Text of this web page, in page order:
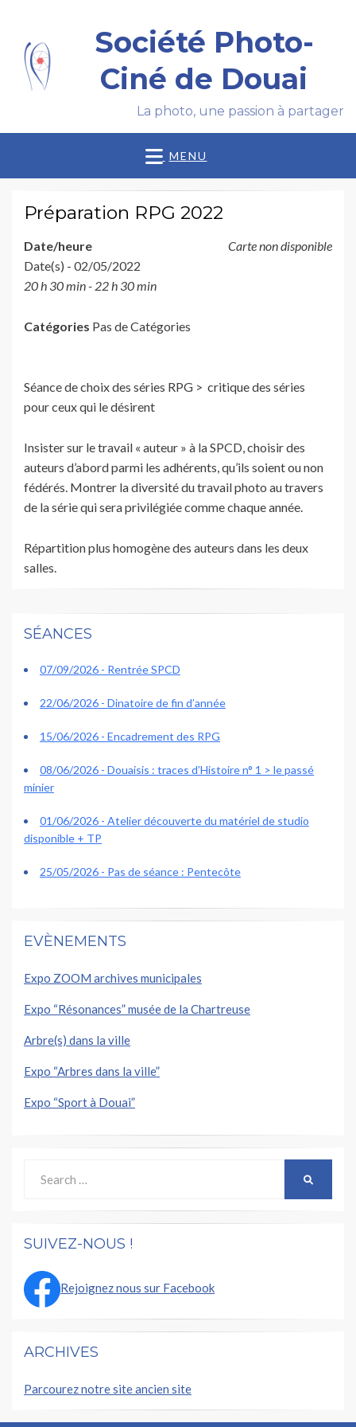
Société Photo-
Ciné de Douai
La photo, une passion à partager
MENU
Préparation RPG 2022
Carte non disponible
Date/heure
Date(s) - 02/05/2022
20 h 30 min - 22 h 30 min
Catégories Pas de Catégories
Séance de choix des séries RPG > critique des séries
pour ceux qui le désirent
Insister sur le travail « auteur » à la SPCD, choisir des
auteurs d’abord parmi les adhérents, qu’ils soient ou non
fédérés. Montrer la diversité du travail photo au travers
de la série qui sera privilégiée comme chaque année.
Répartition plus homogène des auteurs dans les deux
salles.
SÉANCES
07/09/2026 - Rentrée SPCD
22/06/2026 - Dinatoire de fin d’année
15/06/2026 - Encadrement des RPG
08/06/2026 - Douaisis : traces d’Histoire n° 1 > le passé
minier
01/06/2026 - Atelier découverte du matériel de studio
disponible + TP
25/05/2026 - Pas de séance : Pentecôte
EVÈNEMENTS
Expo ZOOM archives municipales
Expo “Résonances” musée de la Chartreuse
Arbre(s) dans la ville
Expo “Arbres dans la ville”
Expo “Sport à Douai”
for:
SUIVEZ-NOUS !
Rejoignez nous sur Facebook
ARCHIVES
Parcourez notre site ancien site